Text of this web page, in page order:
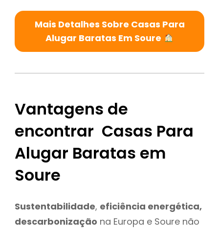
Mais Detalhes Sobre Casas Para
Alugar Baratas Em Soure
Vantagens de
encontrar Casas Para
Alugar Baratas em
Soure
Sustentabilidade, eficiência energética,
descarbonização na Europa e Soure não